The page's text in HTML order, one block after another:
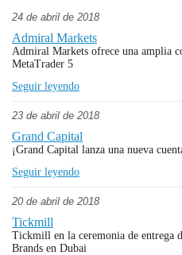
24 de abril de 2018
Admiral Markets
Admiral Markets ofrece una amplia
MetaTrader 5
Seguir leyendo
23 de abril de 2018
Grand Capital
¡Grand Capital lanza una nueva
Seguir leyendo
20 de abril de 2018
Tickmill
Tickmill en la ceremonia de entrega
Brands en Dubai